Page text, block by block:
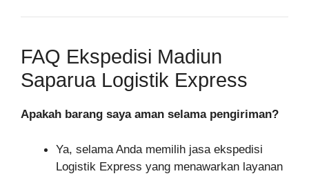
FAQ Ekspedisi Madiun
Saparua Logistik Express
Apakah barang saya aman selama pengiriman?
Ya, selama Anda memilih jasa ekspedisi
Logistik Express yang menawarkan layanan